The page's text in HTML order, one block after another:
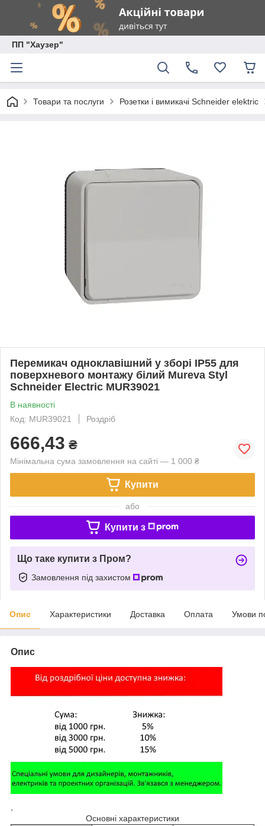
ПП "Хаузер"
Товари та послуги Розетки і вимикачі Schneider elektric
Перемикач одноклавішний у зборі IP55 для
поверхневого монтажу білий Mureva Styl
Schneider Electric MUR39021
В наявності
Код: MUR39021
Роздріб
666,43 ₴
Мінімальна сума замовлення на сайті — 1 000 ₴
Купити
або
Купити з
Що таке купити з Пром?
Замовлення під захистом
Опис Характеристики Доставка Оплата Умови
Опис
Основні характеристики